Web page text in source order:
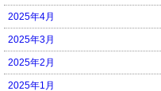
2025年4月
2025年3月
2025年2月
2025年1月